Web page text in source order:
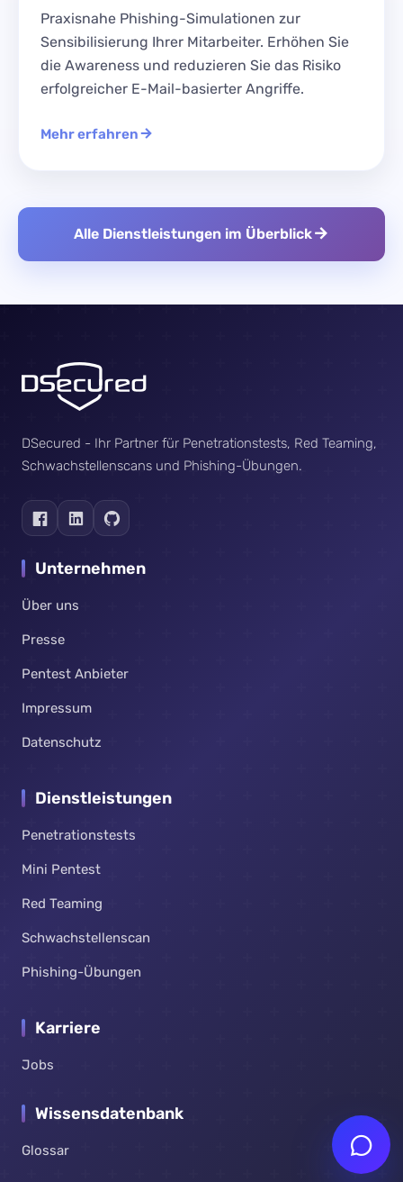
Praxisnahe Phishing-Simulationen zur
Sensibilisierung Ihrer Mitarbeiter. Erhöhen Sie
die Awareness und reduzieren Sie das Risiko
erfolgreicher E-Mail-basierter Angriffe.
Mehr erfahren
Alle Dienstleistungen im Überblick
DSecured - Ihr Partner für Penetrationstests, Red Teaming,
Schwachstellenscans und Phishing-Übungen.
Unternehmen
Über uns
Presse
Pentest Anbieter
Impressum
Datenschutz
Dienstleistungen
Penetrationstests
Mini Pentest
Red Teaming
Schwachstellenscan
Phishing-Übungen
Karriere
Jobs
Wissensdatenbank
Glossar